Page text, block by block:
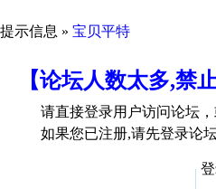
提示信息 » 宝贝平特
【论坛人数太多,
请直接登录用户访问论坛
如果您已注册,请先登录论